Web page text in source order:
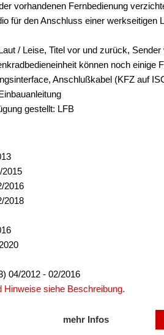
vorhandenen Fernbedienung
für den Anschluss einer werkseitigen
/ Leise, Titel vor und zurück,
können noch einige
Anschlußkabel (KFZ auf
gestellt: LFB
2015
2016
2018
04/2012 - 02/2016
Hinweise siehe Beschreibung.
mehr Infos